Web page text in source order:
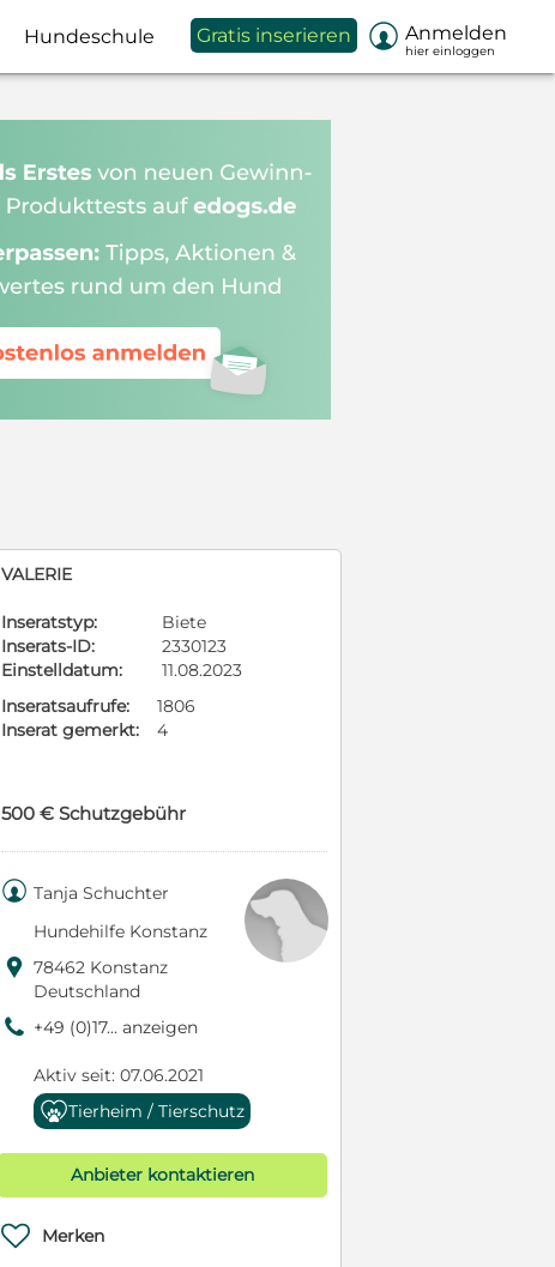
Hundeschule Gratis inserieren  Anmelden
hier einloggen
VALERIE
Inseratstyp:
Biete
Inserats-ID:
2330123
Einstelldatum:
11.08.2023
Inseratsaufrufe:
1806
Inserat gemerkt:
4
500 € Schutzgebühr
 Tanja Schuchter
Hundehilfe Konstanz
 78462 Konstanz
Deutschland
9 +49 (0)17... anzeigen
Aktiv seit: 07.06.2021
Tierheim / Tierschutz
Anbieter kontaktieren
 Merken